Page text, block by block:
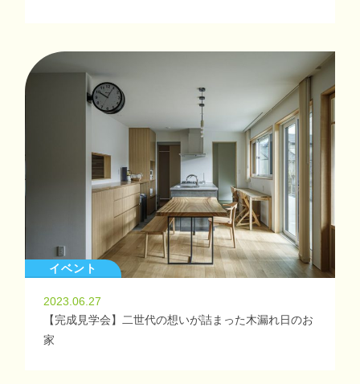
イベント
2023.06.27
【完成見学会】二世代の想いが詰まった木漏れ日のお
家